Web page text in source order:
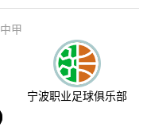
中甲
宁波职业足球俱乐部